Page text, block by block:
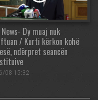
News- Dy muaj nuk
/ Kurti kërkon kohë
ndërpret seancën
08 15:32